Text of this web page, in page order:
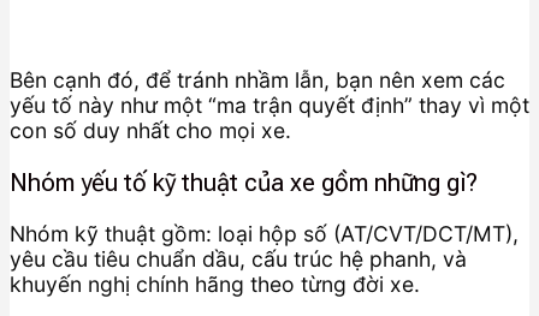
Bên cạnh đó, để tránh nhầm lẫn, bạn nên xem các
yếu tố này như một “ma trận quyết định” thay vì một
con số duy nhất cho mọi xe.
Nhóm yếu tố kỹ thuật của xe gồm những gì?
Nhóm kỹ thuật gồm: loại hộp số (AT/CVT/DCT/MT),
yêu cầu tiêu chuẩn dầu, cấu trúc hệ phanh, và
khuyến nghị chính hãng theo từng đời xe.